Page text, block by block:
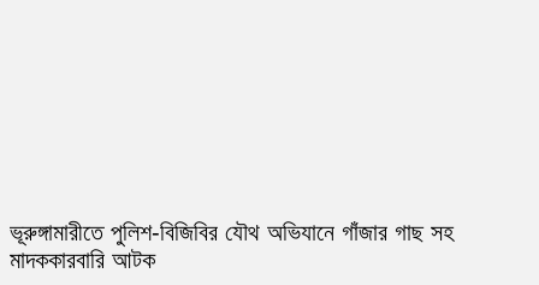
ভূরুঙ্গামারীতে পুলিশ-বিজিবির যৌথ অভিযানে গাঁজার গাছ সহ
মাদককারবারি আটক